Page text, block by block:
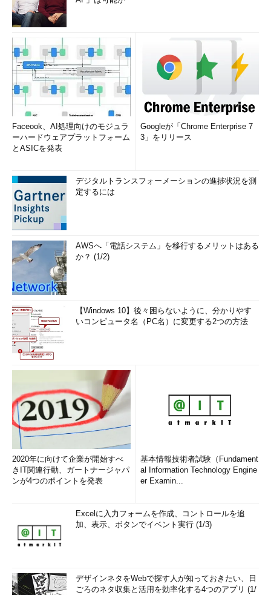
Faceook、AI処理向けのモジュラ
ーハードウェアプラットフォーム
とASICを発表
Googleが「Chrome Enterprise 7
3」をリリース
デジタルトランスフォーメーションの進捗状況を測
定するには
AWSへ「電話システム」を移行するメリットはある
か？ (1/2)
【Windows 10】後々困らないように、分かりやす
いコンピュータ名（PC名）に変更する2つの方法
2020年に向けて企業が開始すべ
きIT関連行動、ガートナージャパ
ンが4つのポイントを発表
基本情報技術者試験（Fundament
al Information Technology Engine
er Examin...
Excelに入力フォームを作成、コントロールを追
加、表示、ボタンでイベント実行 (1/3)
デザインネタをWebで探す人が知っておきたい、日
ごろのネタ収集と活用を効率化する4つのアプリ (1/